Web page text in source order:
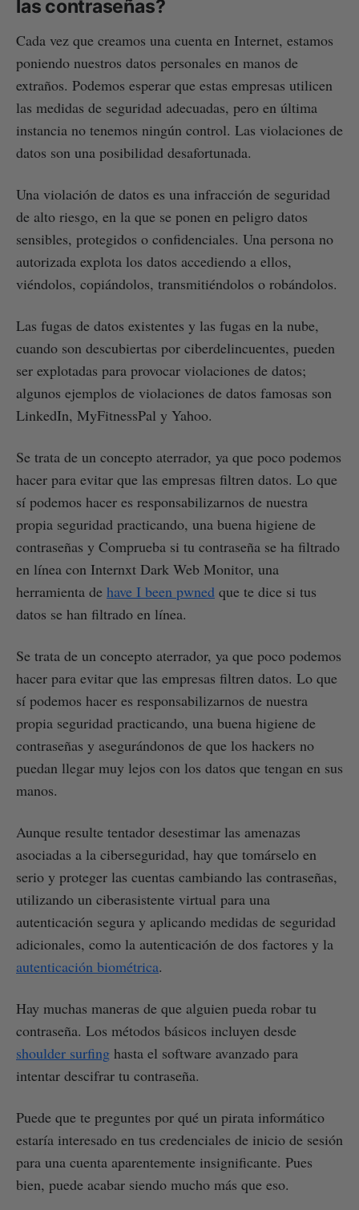
las contraseñas?
Cada vez que creamos una cuenta en Internet, estamos
poniendo nuestros datos personales en manos de
extraños. Podemos esperar que estas empresas utilicen
las medidas de seguridad adecuadas, pero en última
instancia no tenemos ningún control. Las violaciones de
datos son una posibilidad desafortunada.
Una violación de datos es una infracción de seguridad
de alto riesgo, en la que se ponen en peligro datos
sensibles, protegidos o confidenciales. Una persona no
autorizada explota los datos accediendo a ellos,
viéndolos, copiándolos, transmitiéndolos o robándolos.
Las fugas de datos existentes y las fugas en la nube,
cuando son descubiertas por ciberdelincuentes, pueden
ser explotadas para provocar violaciones de datos;
algunos ejemplos de violaciones de datos famosas son
LinkedIn, MyFitnessPal y Yahoo.
Se trata de un concepto aterrador, ya que poco podemos
hacer para evitar que las empresas filtren datos. Lo que
sí podemos hacer es responsabilizarnos de nuestra
propia seguridad practicando, una buena higiene de
contraseñas y Comprueba si tu contraseña se ha filtrado
en línea con Internxt Dark Web Monitor, una
herramienta de have I been pwned que te dice si tus
datos se han filtrado en línea.
Se trata de un concepto aterrador, ya que poco podemos
hacer para evitar que las empresas filtren datos. Lo que
sí podemos hacer es responsabilizarnos de nuestra
propia seguridad practicando, una buena higiene de
contraseñas y asegurándonos de que los hackers no
puedan llegar muy lejos con los datos que tengan en sus
manos.
Aunque resulte tentador desestimar las amenazas
asociadas a la ciberseguridad, hay que tomárselo en
serio y proteger las cuentas cambiando las contraseñas,
utilizando un ciberasistente virtual para una
autenticación segura y aplicando medidas de seguridad
adicionales, como la autenticación de dos factores y la
autenticación biométrica.
Hay muchas maneras de que alguien pueda robar tu
contraseña. Los métodos básicos incluyen desde
shoulder surfing hasta el software avanzado para
intentar descifrar tu contraseña.
Puede que te preguntes por qué un pirata informático
estaría interesado en tus credenciales de inicio de sesión
para una cuenta aparentemente insignificante. Pues
bien, puede acabar siendo mucho más que eso.